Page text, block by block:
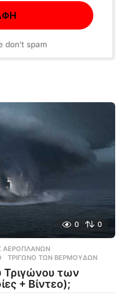
don't spam
0 0
ΑΕΡΟΠΛΆΝΩΝ
,ΤΡΊΓΩΝΟ ΤΩΝ ΒΕΡΜΟΎΔΩΝ
Τριγώνου των
+ Βίντεο);